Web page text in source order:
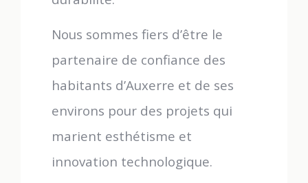
Nous sommes fiers d’être le
partenaire de confiance des
habitants d’Auxerre et de ses
environs pour des projets qui
marient esthétisme et
innovation technologique.